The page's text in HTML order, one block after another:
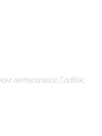
автосервисе Cadillac